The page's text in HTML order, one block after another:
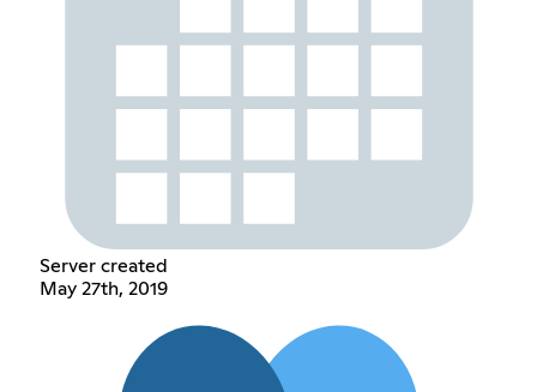
Server created
May 27th, 2019